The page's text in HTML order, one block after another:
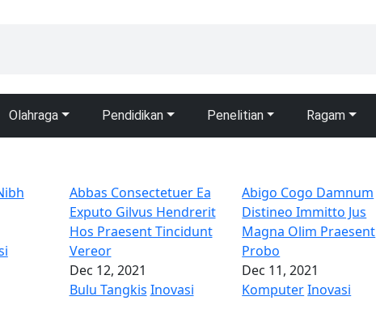
Olahraga Pendidikan Penelitian Ragam
Abbas Consectetuer Ea
Exputo Gilvus Hendrerit
Hos Praesent Tincidunt
Vereor
Dec 12, 2021
Bulu Tangkis Inovasi
Abigo Cogo Damnum
Distineo Immitto Jus
Magna Olim Praesent
Probo
Dec 11, 2021
KomputerInovasi